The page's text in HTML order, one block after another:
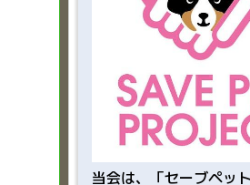
当会は、「セーブペッ